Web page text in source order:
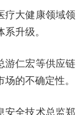
疗大健康领域领
升级。
游仁宏等供应链
的不确定性。
安全技术总监郑